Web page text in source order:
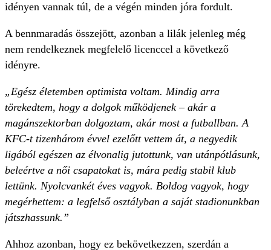
idényen vannak túl, de a végén minden jóra fordult.
A bennmaradás összejött, azonban a lilák jelenleg még
nem rendelkeznek megfelelő licenccel a következő
idényre.
„Egész életemben optimista voltam. Mindig arra
törekedtem, hogy a dolgok működjenek – akár a
magánszektorban dolgoztam, akár most a futballban. A
KFC-t tizenhárom évvel ezelőtt vettem át, a negyedik
ligából egészen az élvonalig jutottunk, van utánpótlásunk,
beleértve a női csapatokat is, mára pedig stabil klub
lettünk. Nyolcvankét éves vagyok. Boldog vagyok, hogy
megérhettem: a legfelső osztályban a saját stadionunkban
játszhassunk.”
Ahhoz azonban, hogy ez bekövetkezzen, szerdán a